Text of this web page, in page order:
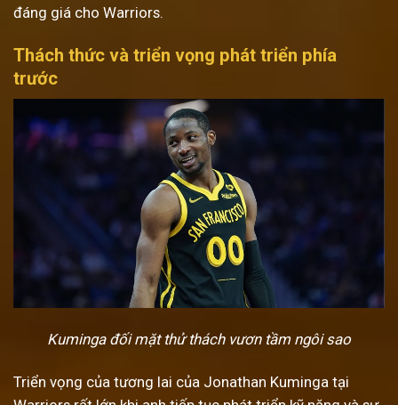
đáng giá cho Warriors.
Thách thức và triển vọng phát triển phía
trước
Kuminga đối mặt thử thách vươn tầm ngôi sao
Triển vọng của tương lai của Jonathan Kuminga tại